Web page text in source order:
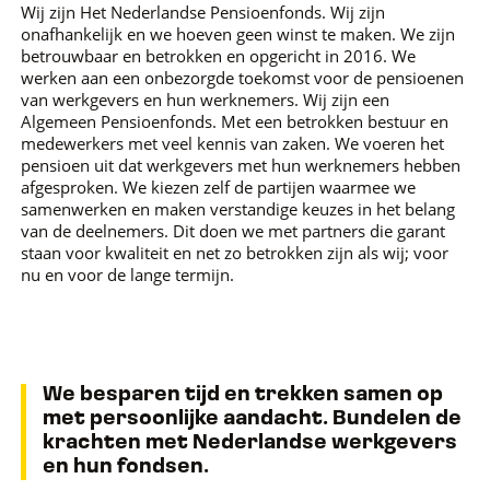
Wij zijn Het Nederlandse Pensioenfonds. Wij zijn
onafhankelijk en we hoeven geen winst te maken. We zijn
betrouwbaar en betrokken en opgericht in 2016. We
werken aan een onbezorgde toekomst voor de pensioenen
van werkgevers en hun werknemers. Wij zijn een
Algemeen Pensioenfonds. Met een betrokken bestuur en
medewerkers met veel kennis van zaken. We voeren het
pensioen uit dat werkgevers met hun werknemers hebben
afgesproken. We kiezen zelf de partijen waarmee we
samenwerken en maken verstandige keuzes in het belang
van de deelnemers. Dit doen we met partners die garant
staan voor kwaliteit en net zo betrokken zijn als wij; voor
nu en voor de lange termijn.
We besparen tijd en trekken samen op
met persoonlijke aandacht. Bundelen de
krachten met Nederlandse werkgevers
en hun fondsen.